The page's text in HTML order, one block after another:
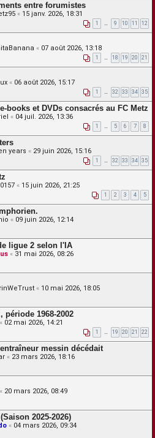
entre forumistes
« 15 janv. 2026, 18:31
1 … 9 10 11 12
« 07 août 2026, 13:18
1 … 18 19 20 21
« 06 août 2026, 15:17
1 … 32 33 34 35
books et DVDs consacrés au FC Metz
« 04 juil. 2026, 13:36
1 … 5 6 7 8
years « 29 juin 2026, 15:16
1 … 32 33 34 35
« 15 juin 2026, 21:25
1 2 3 4 5
« 09 juin 2026, 12:14
ligue 2 selon l'IA
« 31 mai 2026, 08:26
« 10 mai 2026, 18:05
période 1968-2002
« 02 mai 2026, 14:21
1 … 19 20 21 22
messin décédait
« 23 mars 2026, 18:16
« 20 mars 2026, 08:49
2025-2026)
« 04 mars 2026, 09:34